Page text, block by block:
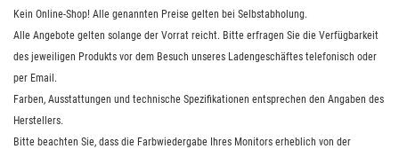
Kein Online-Shop! Alle genannten Preise gelten bei Selbstabholung.
Alle Angebote gelten solange der Vorrat reicht. Bitte erfragen Sie die Verfügbarkeit
des jeweiligen Produkts vor dem Besuch unseres Ladengeschäftes telefonisch oder
per Email.
Farben, Ausstattungen und technische Spezifikationen entsprechen den Angaben des
Herstellers.
Bitte beachten Sie, dass die Farbwiedergabe Ihres Monitors erheblich von der